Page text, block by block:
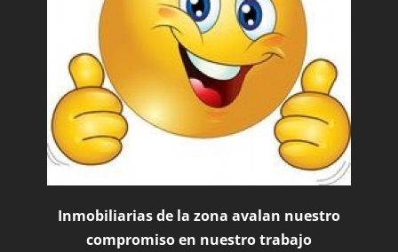
Inmobiliarias de la zona avalan nuestro
compromiso en nuestro trabajo